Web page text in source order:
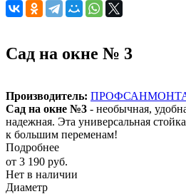
Сад на окне № 3
Производитель:
Сад на окне №3 - необычная,
надежная. Эта универсальная
к большим переменам!
Подробнее
от 3 190 руб.
Нет в наличии
Диаметр